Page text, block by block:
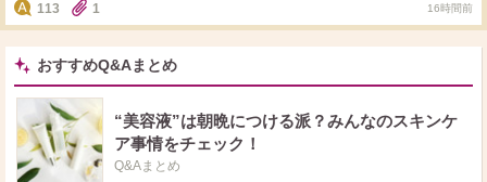
113
1 16時間前
おすすめQ&Aまとめ
“美容液”は朝晩につける派？みんなのスキンケ
ア事情をチェック！
Q&Aまとめ